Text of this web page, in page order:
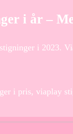
i år –
i 2023.
i pris, viaplay